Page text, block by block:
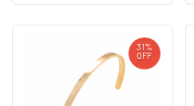
31%
OFF